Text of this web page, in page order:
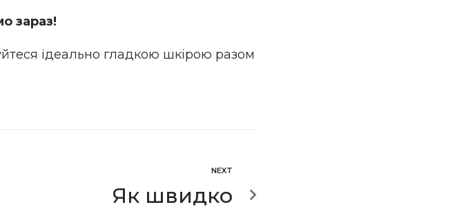
зараз!
ідеально гладкою шкірою разом
NEXT
Як швидко